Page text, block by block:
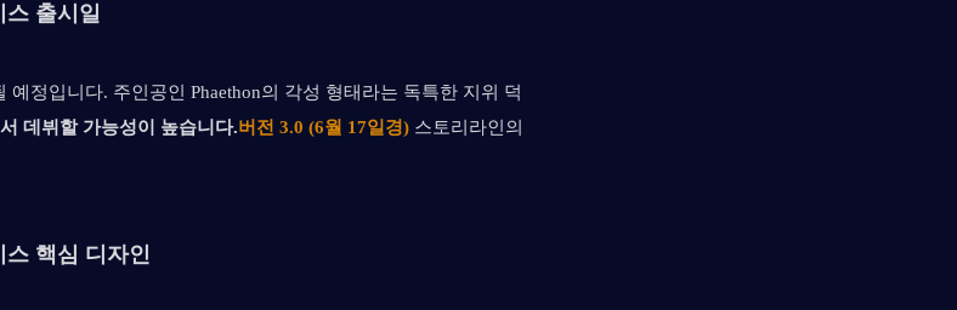
출시일
예정입니다. 주인공인 Phaethon의 각성 형태라는 독특한 지위 덕
데뷔할 가능성이 높습니다.버전 3.0 (6월 17일경) 스토리라인의
핵심 디자인